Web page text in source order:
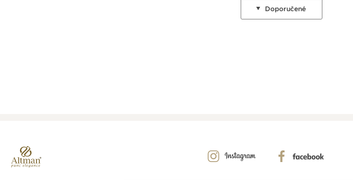
Doporučené